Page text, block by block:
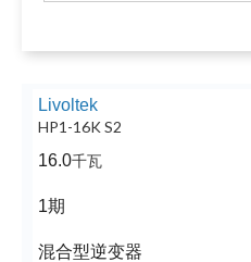
Livoltek
HP1-16K S2
16.0千瓦
1期
混合型逆变器